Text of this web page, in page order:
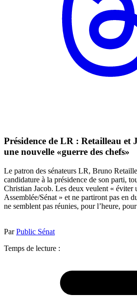
Présidence de LR : Retailleau et
une nouvelle «guerre des chefs»
Le patron des sénateurs LR, Bruno
candidature à la présidence de son parti,
Christian Jacob. Les deux veulent « éviter
Assemblée/Sénat » et ne partiront pas en
ne semblent pas réunies, pour l’heure,
ParPublic Sénat
Temps de lecture :